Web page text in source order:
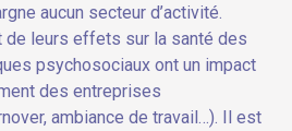
aucun secteur d’activité.
de leurs effets sur la santé des
psychosociaux ont un impact
des entreprises
ambiance de travail…). Il est